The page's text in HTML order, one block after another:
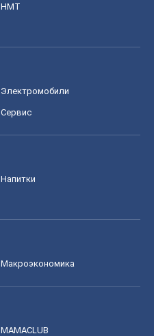
НМТ
Электромобили
Сервис
Напитки
Mакроэкономика
MAMACLUB